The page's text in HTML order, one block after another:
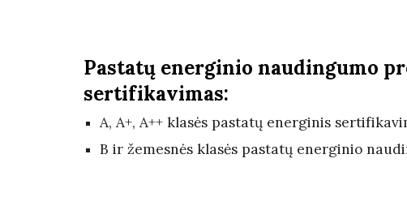
Pastatų energinio naudingumo
sertifikavimas:
A, A+, A++ klasės pastatų energinis
B ir žemesnės klasės pastatų energinio